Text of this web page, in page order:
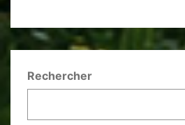
Rechercher